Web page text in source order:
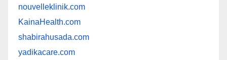
nouvelleklinik.com
KainaHealth.com
shabirahusada.com
yadikacare.com